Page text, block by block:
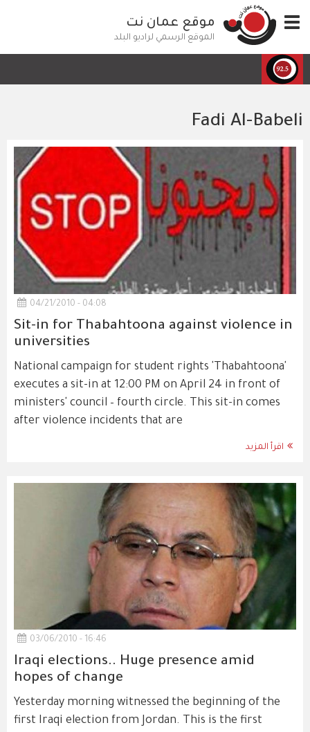
إلى
المحتوى
الرئيسي
Toggle
navigation
موقع عمان نت
الموقع الرسمي لراديو البلد
Fadi Al-Babeli
04/21/2010 - 04:08
Sit-in for Thabahtoona against violence in
universities
National campaign for student rights 'Thabahtoona'
executes a sit-in at 12:00 PM on April 24 in front of
ministers' council – fourth circle. This sit-in comes
after violence incidents that are
اقرأ المزيد
03/06/2010 - 16:46
Iraqi elections.. Huge presence amid
hopes of change
Yesterday morning witnessed the beginning of the
first Iraqi election from Jordan. This is the first